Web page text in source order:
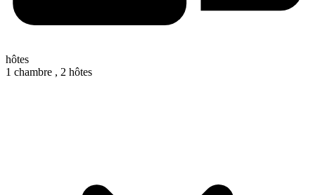
hôtes
1 chambre , 2 hôtes